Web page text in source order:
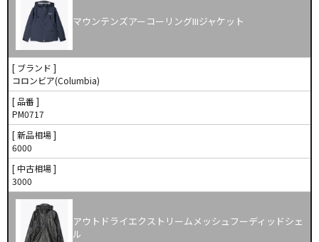
マウンテンズアーコーリングIIIジャケット
[ ブランド ]
コロンビア(Columbia)
[ 品番 ]
PM0717
[ 新品相場 ]
6000
[ 中古相場 ]
3000
アウトドライエクストリームメッシュフーディッドシェ
ル